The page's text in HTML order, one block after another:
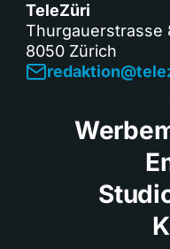
TeleZüri
Thurgauerstrasse
8050 Zürich